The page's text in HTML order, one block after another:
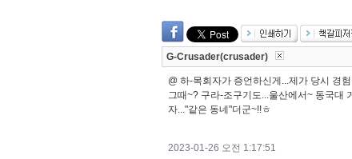
G-Crusader(crusader)
@ 하-목회자가 증언하신게...제가 당시 경
그때~? 구라-조구기도...울산에서~ 동국대
자..."같은 동네"더군~!!ㅎ
2023-01-26 오전 1:17:51